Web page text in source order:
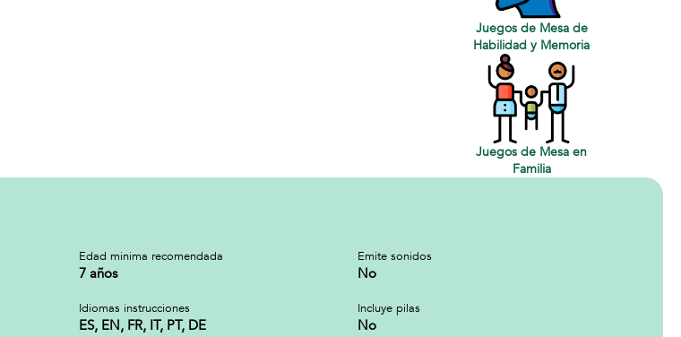
Juegos de Mesa de
Habilidad y Memoria
Juegos de Mesa en
Familia
Edad minima recomendada
7 años
Emite sonidos
No
Idiomas instrucciones
ES, EN, FR, IT, PT, DE
Incluye pilas
No